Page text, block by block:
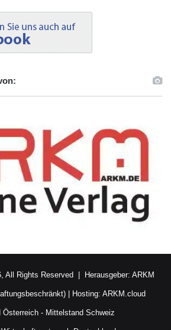
All Rights Reserved | Herausgeber: ARKM
| Hosting: ARKM.cloud
Österreich- Mittelstand Schweiz